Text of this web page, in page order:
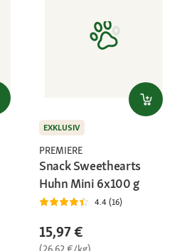
EXKLUSIV
PREMIERE
Snack Sweethearts
Huhn Mini 6x100 g
4.4 (16)
15,97 €